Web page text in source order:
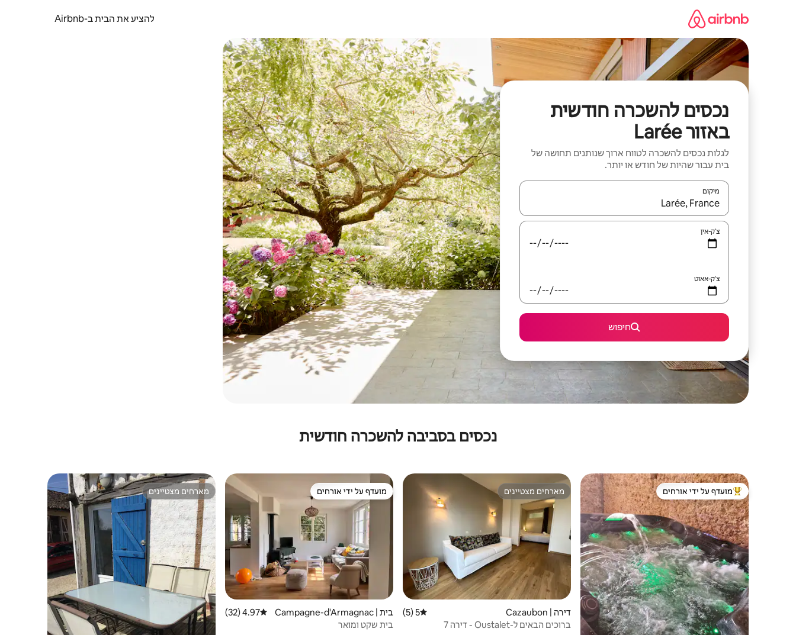
להציע את הבית ב-Airbnb
נכסים להשכרה חודשית
באזור Larée
לגלות נכסים להשכרה לטווח ארוך שנותנים תחושה של
בית עבור שהיות של חודש או יותר.
מיקום
כאשר התוצאות יהיו זמינות, יש לנווט עם מקשי החיצים למעלה ולמטה או לעיין בעזרת תנועות מגע או החלקה.
צ'ק-אין
צ'ק-אאוט
חיפוש
נכסים בסביבה להשכרה חודשית
מוביל בקרב נכסים מועדפים על ידי אורחים
מועדף על ידי אורחים מארחים מצטיינים
מארחים מצטיינים
דירה | Cazaubon דירוג ממוצע של 5 מתוך 5, 5 ביקורות
5 (5)
ברוכים הבאים ל-Oustalet - דירה 7
מועדף על ידי אורחים
מועדף על ידי אורחים
בית | Campagne-d'Armagnac דירוג ממוצע של 4.97 מתוך 5, 32 ביקורות
4.97 (32)
בית שקט ומואר
מארחים מצטיינים
מארחים מצטיינים